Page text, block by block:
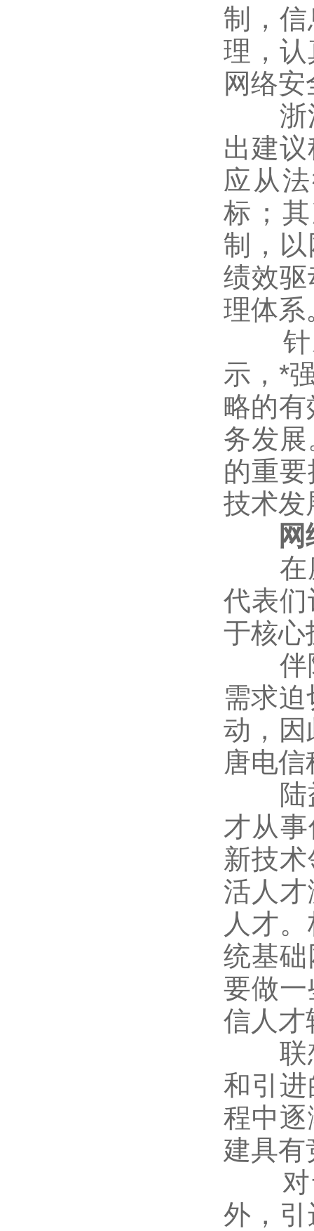
制，
理，
网络安
浙江
出建
应从
标；
制，
绩效
理体系
针对
示，*
略的有
务发
的重
技术发
网络
在座
代表
于核心
伴随
需求
动，因
唐电
陆益
才从
新技
活人
人才
统基
要做
信人才
联想
和引
程中
建具有
对于
外，